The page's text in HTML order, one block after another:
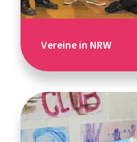
Vereine in NRW